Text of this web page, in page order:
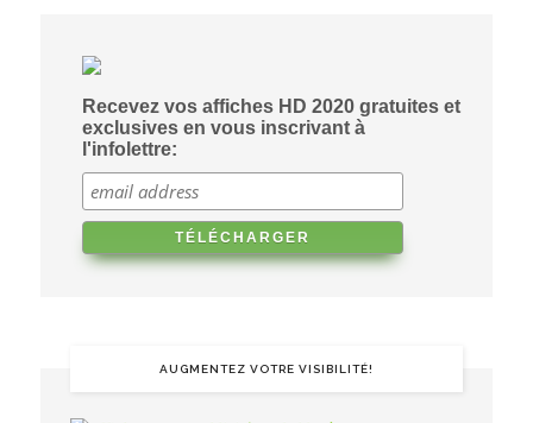
Recevez vos affiches HD 2020 gratuites et
exclusives en vous inscrivant à
l'infolettre:
AUGMENTEZ VOTRE VISIBILITÉ!